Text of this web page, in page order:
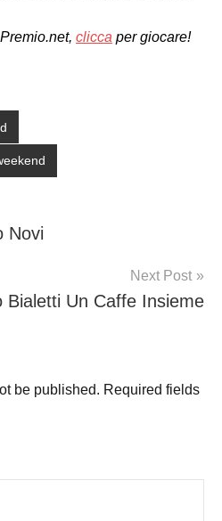
clicca per giocare!
Novi
Next Post
Bialetti Un Caffe Insieme
be published. Required fields